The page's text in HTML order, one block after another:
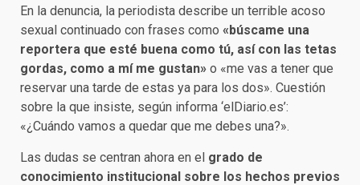
En la denuncia, la periodista describe un terrible acoso
sexual continuado con frases como «búscame una
reportera que esté buena como tú, así con las tetas
gordas, como a mí me gustan» o «me vas a tener que
reservar una tarde de estas ya para los dos». Cuestión
sobre la que insiste, según informa ‘elDiario.es’:
«¿Cuándo vamos a quedar que me debes una?».
Las dudas se centran ahora en el grado de
conocimiento institucional sobre los hechos previos